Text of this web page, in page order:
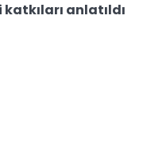
anlatıldı